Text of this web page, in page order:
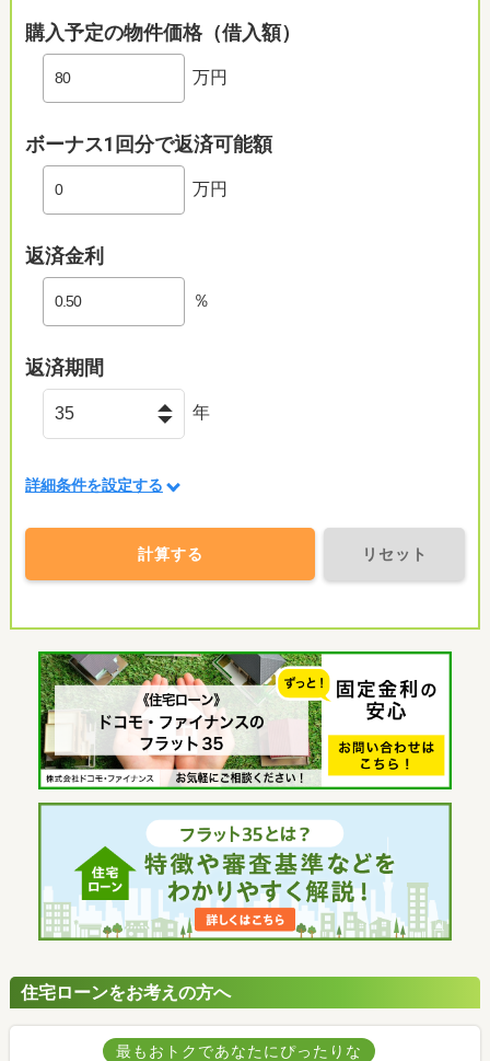
購入予定の物件価格（借入額）
万円
ボーナス1回分で返済可能額
万円
返済金利
％
返済期間
年
詳細条件を設定する
計算する リセット
住宅ローンをお考えの方へ
最もおトクであなたにぴったりな